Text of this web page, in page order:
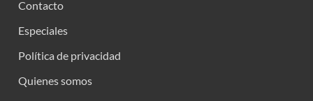
Contacto
Especiales
Política de privacidad
Quienes somos